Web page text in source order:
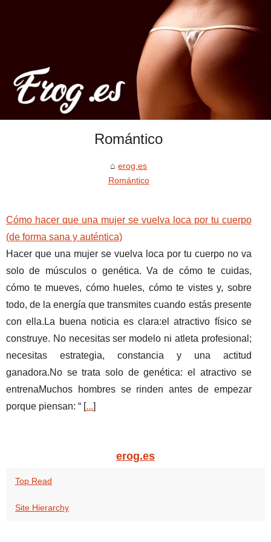
Romántico
erog.es
Romántico
Cómo hacer que una mujer se vuelva loca por tu cuerpo
(de forma sana y auténtica)
Hacer que una mujer se vuelva loca por tu cuerpo no va
solo de músculos o genética. Va de cómo te cuidas,
cómo te mueves, cómo hueles, cómo te vistes y, sobre
todo, de la energía que transmites cuando estás presente
con ella.La buena noticia es clara:el atractivo físico se
construye. No necesitas ser modelo ni atleta profesional;
necesitas estrategia, constancia y una actitud
ganadora.No se trata solo de genética: el atractivo se
entrenaMuchos hombres se rinden antes de empezar
porque piensan: “ [...]
erog.es
Top Read
Site Hierarchy